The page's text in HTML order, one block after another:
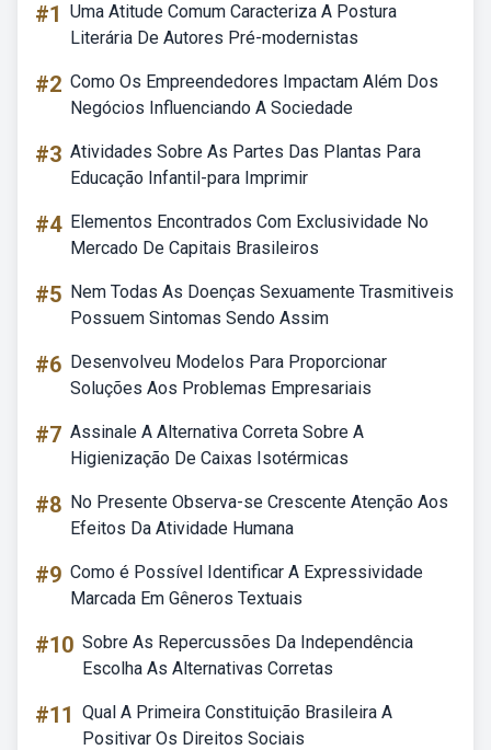
#1 Uma Atitude Comum Caracteriza A Postura
Literária De Autores Pré-modernistas
#2 Como Os Empreendedores Impactam Além Dos
Negócios Influenciando A Sociedade
#3 Atividades Sobre As Partes Das Plantas Para
Educação Infantil-para Imprimir
#4 Elementos Encontrados Com Exclusividade No
Mercado De Capitais Brasileiros
#5 Nem Todas As Doenças Sexuamente Trasmitiveis
Possuem Sintomas Sendo Assim
#6 Desenvolveu Modelos Para Proporcionar
Soluções Aos Problemas Empresariais
#7 Assinale A Alternativa Correta Sobre A
Higienização De Caixas Isotérmicas
#8 No Presente Observa-se Crescente Atenção Aos
Efeitos Da Atividade Humana
#9 Como é Possível Identificar A Expressividade
Marcada Em Gêneros Textuais
#10 Sobre As Repercussões Da Independência
Escolha As Alternativas Corretas
#11 Qual A Primeira Constituição Brasileira A
Positivar Os Direitos Sociais